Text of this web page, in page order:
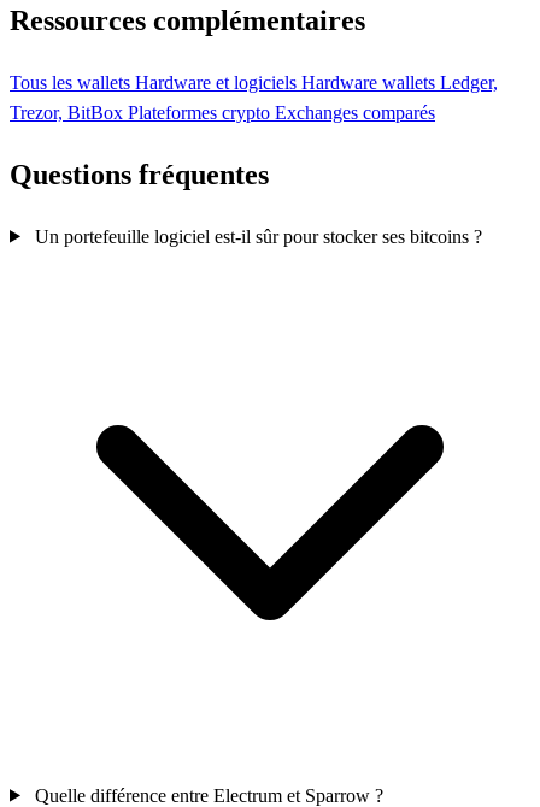
Ressources complémentaires
Tous les wallets Hardware et logiciels Hardware wallets Ledger,
Trezor, BitBox Plateformes crypto Exchanges comparés
Questions fréquentes
Un portefeuille logiciel est-il sûr pour stocker ses bitcoins ?
Quelle différence entre Electrum et Sparrow ?